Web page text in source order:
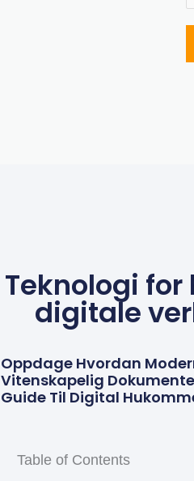
Teknologi
digitale
Oppdage Hvordan
Vitenskapelig
Guide Til Digital
Table of Contents